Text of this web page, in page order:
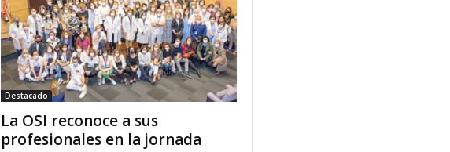
Destacado
La OSI reconoce a sus
profesionales en la jornada